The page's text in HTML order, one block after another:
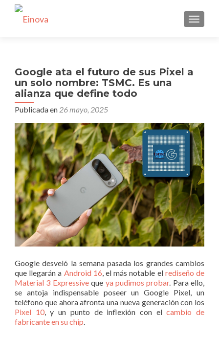
Google ata el futuro de sus Pixel a
un solo nombre: TSMC. Es una
alianza que define todo
Publicada en 26 mayo, 2025
Google desveló la semana pasada los grandes cambios
que llegarán a Android 16, el más notable el rediseño de
Material 3 Expressiveque ya pudimos probar. Para ello,
se antoja indispensable poseer un Google Pixel, un
teléfono que ahora afronta una nueva generación con los
Pixel 10, y un punto de inflexión con elcambio de
fabricante en su chip.